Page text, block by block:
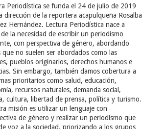
Periodística se funda el 24 de julio de 2019
dirección de la reportera acapulqueña Rosalba
Hernández. Lectura Periodística nace a
la necesidad de escribir un periodismo
con perspectiva de género, abordando
que no suelen ser abordados como las
pueblos originarios, derechos humanos e
Sin embargo, también damos cobertura a
prioritarios como salud, educación,
recursos naturales, demanda social,
cultura, libertad de prensa, política y turismo.
misión es utilizar un lenguaje con
de género y realizar un periodismo que
voz a la sociedad, priorizando a los grupos